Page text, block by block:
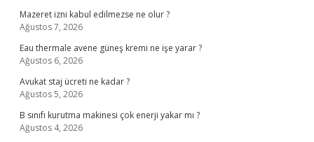
Mazeret izni kabul edilmezse ne olur ?
Ağustos 7, 2026
Eau thermale avene güneş kremi ne işe yarar ?
Ağustos 6, 2026
Avukat staj ücreti ne kadar ?
Ağustos 5, 2026
B sınıfı kurutma makinesi çok enerji yakar mı ?
Ağustos 4, 2026